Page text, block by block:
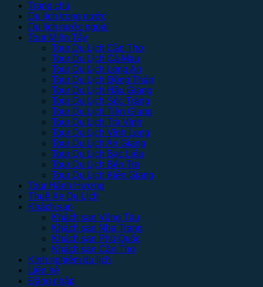
Trang chủ
Du lịch trong nước
Du lịch nước ngoài
Tour Miền Tây
Tour Du Lịch Cần Thơ
Tour Du Lịch Cà Mau
Tour Du Lịch Long An
Tour Du Lịch Đồng Tháp
Tour Du Lịch Hậu Giang
Tour Du Lịch Sóc Trăng
Tour Du Lịch Tiền Giang
Tour Du Lịch Trà Vinh
Tour Du Lịch Vĩnh Long
Tour Du Lịch An Giang
Tour Du Lịch Bạc Liêu
Tour Du Lịch Bến Tre
Tour Du Lịch Kiên Giang
Tour Hành Hương
Thuê Xe Du Lịch
Khách sạn
Khách sạn Vũng Tàu
Khách sạn Nha Trang
Khách sạn Phú Quốc
Khách sạn Cần Thơ
Kinh nghiệm du lịch
Liên hệ
Đăng nhập